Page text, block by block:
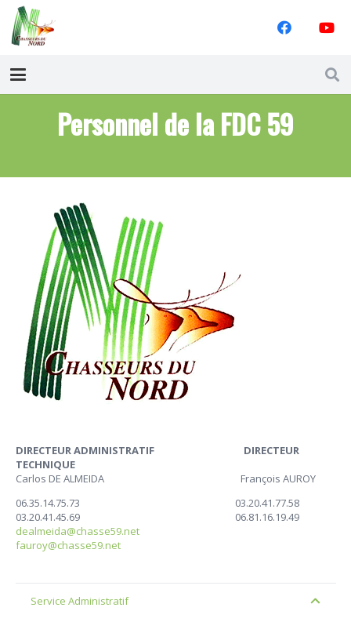
Personnel de la FDC 59
DIRECTEUR ADMINISTRATIF DIRECTEUR
TECHNIQUE
Carlos DE ALMEIDA François AUROY
06.35.14.75.73 03.20.41.77.58
03.20.41.45.69 06.81.16.19.49
dealmeida@chasse59.net
fauroy@chasse59.net
Service Administratif